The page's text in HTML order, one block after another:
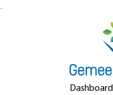
Ga naar de inhoud van deze
Dashboard